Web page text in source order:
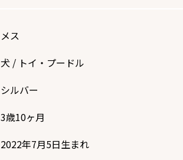
メス
犬 / トイ・プードル
シルバー
3歳10ヶ月
2022年7月5日生まれ